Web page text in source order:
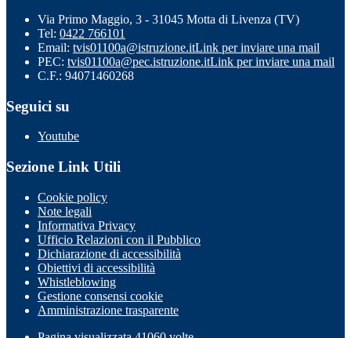
Via Primo Maggio, 3 - 31045 Motta di Livenza (TV)
Tel: 0422 766101
Email: tvis01100a@istruzione.itLink per inviare una mail
PEC: tvis01100a@pec.istruzione.itLink per inviare una mail
C.F.: 94071460268
Seguici su
Youtube
Sezione Link Utili
Cookie policy
Note legali
Informativa Privacy
Ufficio Relazioni con il Pubblico
Dichiarazione di accessibilità
Obiettivi di accessibilità
Whistleblowing
Gestione consensi cookie
Amministrazione trasparente